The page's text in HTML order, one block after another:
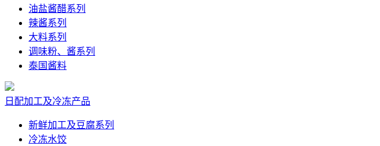
油盐酱醋系列
辣酱系列
大料系列
调味粉、酱系列
泰国酱料
日配加工及冷冻产品
新鲜加工及豆腐系列
冷冻水饺